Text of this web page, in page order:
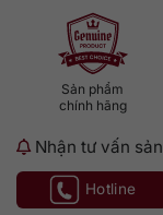
Sản phẩm
chính hãng
Nhận tư vấn
Hotline